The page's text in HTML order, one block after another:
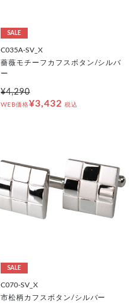
SALE
C035A-SV_X
薔薇モチーフカフスボタン/シルバ
ー
¥4,290
WEB価格¥3,432 税込
SALE
C070-SV_X
市松柄カフスボタン/シルバー